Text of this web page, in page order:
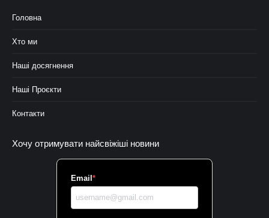
Головна
Хто ми
Наші досягнення
Наші Проєкти
Контакти
Хочу отримувати найсвіжіші новини
Email *